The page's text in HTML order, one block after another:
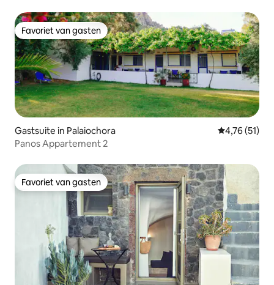
Favoriet van gasten
Favoriet van gasten
Gastsuite in Palaiochora Gemiddelde
4,76 (51)
Panos Appartement 2
Favoriet van gasten
Favoriet van gasten